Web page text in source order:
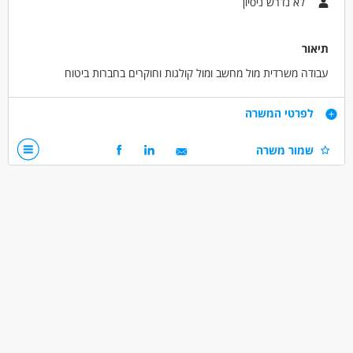
אמהות
דוברי שפות
תיאור
עבודה משרדית מול מחשב ומול קולגות וחוקרים בחברות ביטוח
דרישות
ידע בסיסי בהפעלת מחשב ורצוי גם לדעת לחייך
לפרטי המשרה
שמור משרה